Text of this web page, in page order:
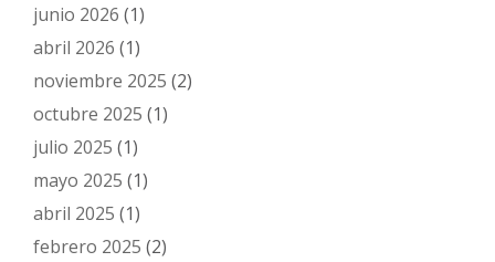
junio 2026 (1)
abril 2026 (1)
noviembre 2025 (2)
octubre 2025 (1)
julio 2025 (1)
mayo 2025 (1)
abril 2025 (1)
febrero 2025 (2)